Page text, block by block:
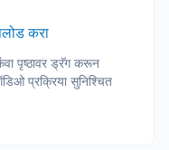
करा
पृष्ठावर ड्रॅग करून
प्रक्रिया सुनिश्चित